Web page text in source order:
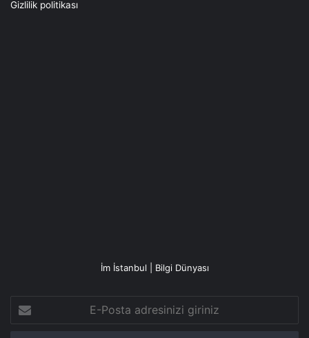
Gizlilik politikası
İm İstanbul | Bilgi Dünyası
Posta
adresinizi